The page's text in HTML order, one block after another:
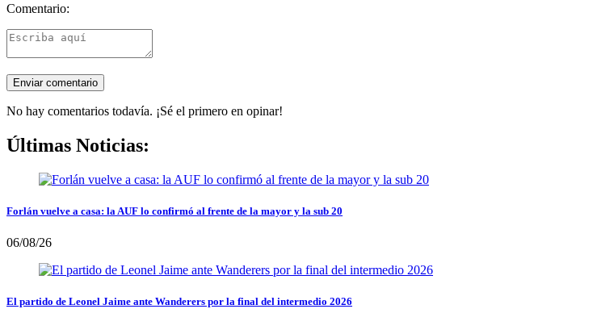
Comentario:
No hay comentarios todavía. ¡Sé el primero en opinar!
Últimas Noticias:
Forlán vuelve a casa: la AUF lo confirmó al frente de la mayor y la sub 20
06/08/26
El partido de Leonel Jaime ante Wanderers por la final del intermedio 2026